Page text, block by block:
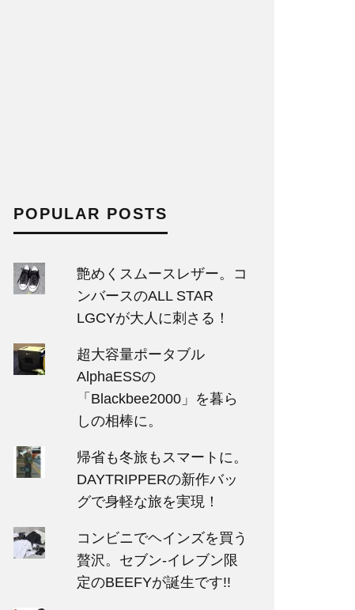
POPULAR POSTS
艶めくスムースレザー。コ
ンバースのALL STAR
LGCYが大人に刺さる！
超大容量ポータブル
AlphaESSの
「Blackbee2000」を暮ら
しの相棒に。
帰省も冬旅もスマートに。
DAYTRIPPERの新作バッ
グで身軽な旅を実現！
コンビニでヘインズを買う
贅沢。セブン‐イレブン限
定のBEEFYが誕生です!!